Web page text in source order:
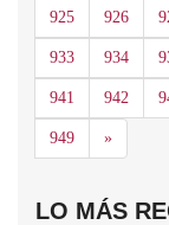
925 926
933 934
941 942
949 »Siguiente
LO MÁS